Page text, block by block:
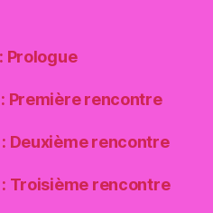
Prologue
Première rencontre
Deuxième rencontre
Troisième rencontre